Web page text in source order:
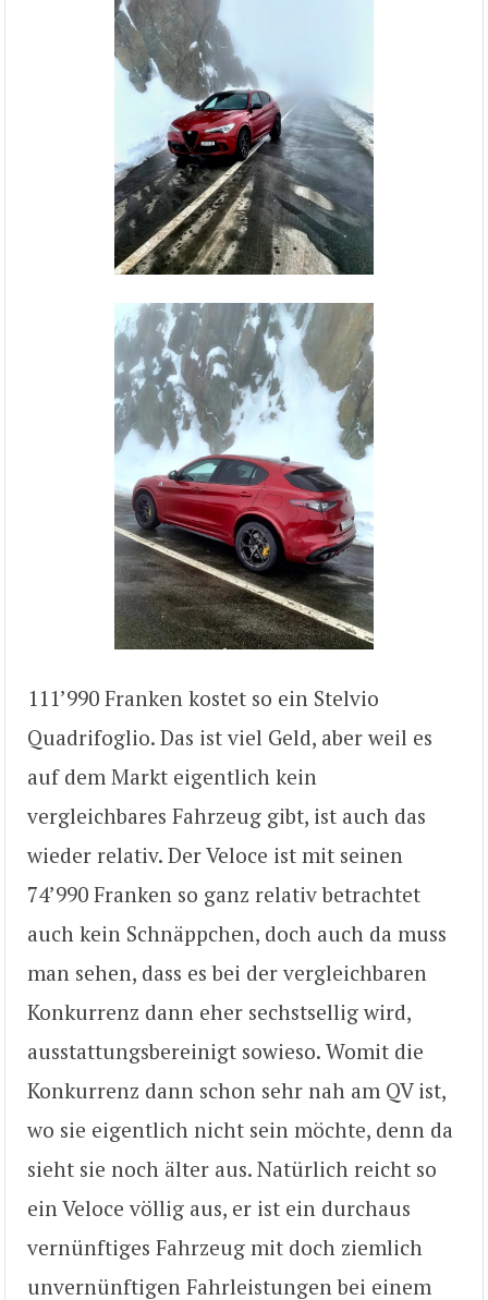
111’990 Franken kostet so ein Stelvio
Quadrifoglio. Das ist viel Geld, aber weil es
auf dem Markt eigentlich kein
vergleichbares Fahrzeug gibt, ist auch das
wieder relativ. Der Veloce ist mit seinen
74’990 Franken so ganz relativ betrachtet
auch kein Schnäppchen, doch auch da muss
man sehen, dass es bei der vergleichbaren
Konkurrenz dann eher sechstsellig wird,
ausstattungsbereinigt sowieso. Womit die
Konkurrenz dann schon sehr nah am QV ist,
wo sie eigentlich nicht sein möchte, denn da
sieht sie noch älter aus. Natürlich reicht so
ein Veloce völlig aus, er ist ein durchaus
vernünftiges Fahrzeug mit doch ziemlich
unvernünftigen Fahrleistungen bei einem